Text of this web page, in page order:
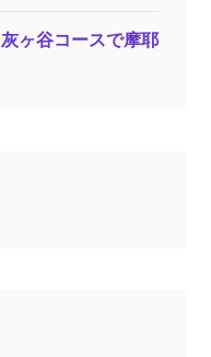
ヶ谷コースで摩耶